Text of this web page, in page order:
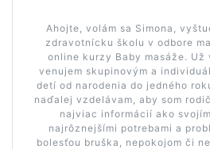
Ahojte, volám sa Simona,
zdravotnícku školu v odbore
online kurzy Baby masáže.
venujem skupinovým a
detí od narodenia do jedného
naďalej vzdelávam, aby som
najviac informácií ako
najrôznejšími potrebami a
bolesťou bruška, nepokojom či